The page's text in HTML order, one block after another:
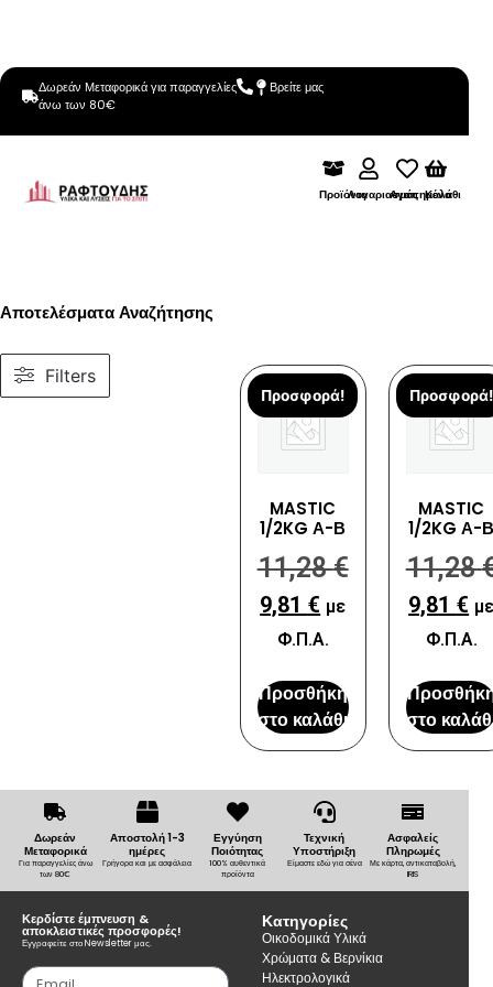
Δωρεάν Μεταφορικά για παραγγελίες
άνω των 80€
Βρείτε μας
ΠροϊόνταΛογαριασμόςΑγαπημένα
Καλάθι
Αποτελέσματα Αναζήτησης
Filters
Προσφορά!
MASTIC
1/2KG Α-Β
11,28€
9,81 € με
Φ.Π.Α.
Προσθήκη
στο καλάθι
Προσφορά!
MASTIC
1/2KG Α-
11,28
9,81 €
Φ.Π.Α.
στο
Δωρεάν
Μεταφορικά
Για παραγγελίες άνω
των 80€
Αποστολή 1-3
ημέρες
Γρήγορα και με ασφάλεια
Εγγύηση
Ποιότητας
100% αυθεντικά
προϊόντα
Τεχνική
Υποστήριξη
Είμαστε εδώ για σένα
Ασφαλείς
Πληρωμές
Με κάρτα, αντικαταβολή,
IRIS
Κερδίστε έμπνευση &
αποκλειστικές προσφορές!
Εγγραφείτε στο Newsletter μας.
Κατηγορίες
Οικοδομικά Υλικά
Χρώματα & Βερνίκια
Ηλεκτρολογικά